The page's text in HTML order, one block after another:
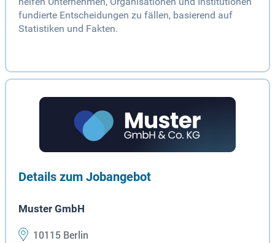
fundierte Entscheidungen zu fällen, basierend auf
Statistiken und Fakten.
Details zum Jobangebot
Muster GmbH
10115 Berlin